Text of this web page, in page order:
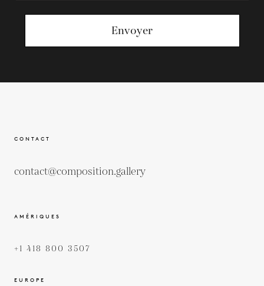
Envoyer
CONTACT
contact@composition.gallery
AMÉRIQUES
+1 418 800 3507
EUROPE